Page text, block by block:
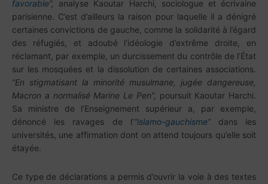
favorable”,
analyse Kaoutar Harchi, sociologue et écrivaine
parisienne. C’est d’ailleurs la raison pour laquelle il a dénigré
certaines convictions de gauche, comme la solidarité à l’égard
des réfugiés, et adoubé l’idéologie d’extrême droite, en
réclamant, par exemple, un durcissement du contrôle de l’État
sur les mosquées et la dissolution de certaines associations.
“En stigmatisant la minorité musulmane, jugée dangereuse,
Macron a normalisé Marine Le Pen”, poursuit Kaoutar Harchi.
Sa ministre de l’Enseignement supérieur a, par exemple,
dénoncé les ravages de l’“islamo-gauchisme”dans les
universités, une affirmation dont on attend toujours qu’elle soit
étayée.
Ce type de déclarations a permis d’ouvrir la voie à des textes